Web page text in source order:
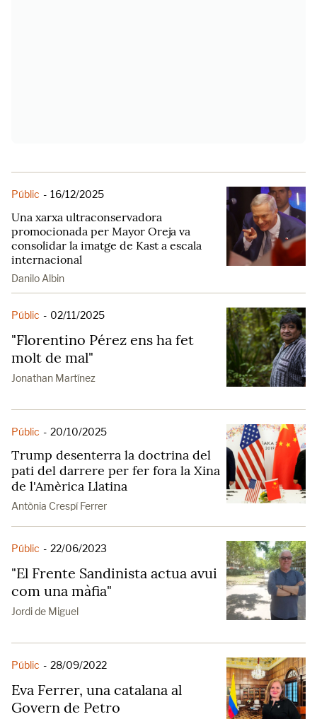
Públic - 16/12/2025
Una xarxa ultraconservadora
promocionada per Mayor Oreja va
consolidar la imatge de Kast a escala
internacional
Danilo Albin
Públic - 02/11/2025
"Florentino Pérez ens ha fet
molt de mal"
Jonathan Martínez
Públic - 20/10/2025
Trump desenterra la doctrina del
pati del darrere per fer fora la Xina
de l'Amèrica Llatina
Antònia Crespí Ferrer
Públic - 22/06/2023
"El Frente Sandinista actua avui
com una màfia"
Jordi de Miguel
Públic - 28/09/2022
Eva Ferrer, una catalana al
Govern de Petro